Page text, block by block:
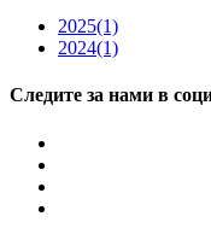
2025(1)
2024(1)
Следите за нами в